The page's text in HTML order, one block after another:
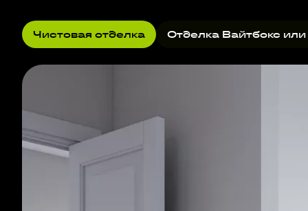
Чистовая отделка Отделка Вайтбокс